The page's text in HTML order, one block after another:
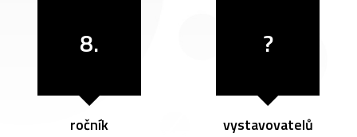
8.
ročník
?
vystavovatelů